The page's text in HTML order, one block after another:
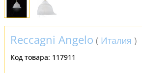
Reccagni Angelo ( Италия )
Код товара: 117911